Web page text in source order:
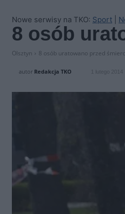
Nowe serwisy na TKO: Sport
8 osób
Olsztyn 8 osób uratowano przed
autor Redakcja TKO 1 lutego 2014